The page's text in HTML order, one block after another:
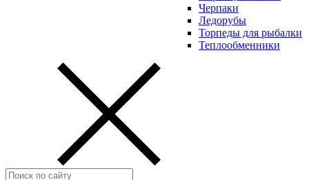
Черпаки
Ледорубы
Торпеды для рыбалки
Теплообменники